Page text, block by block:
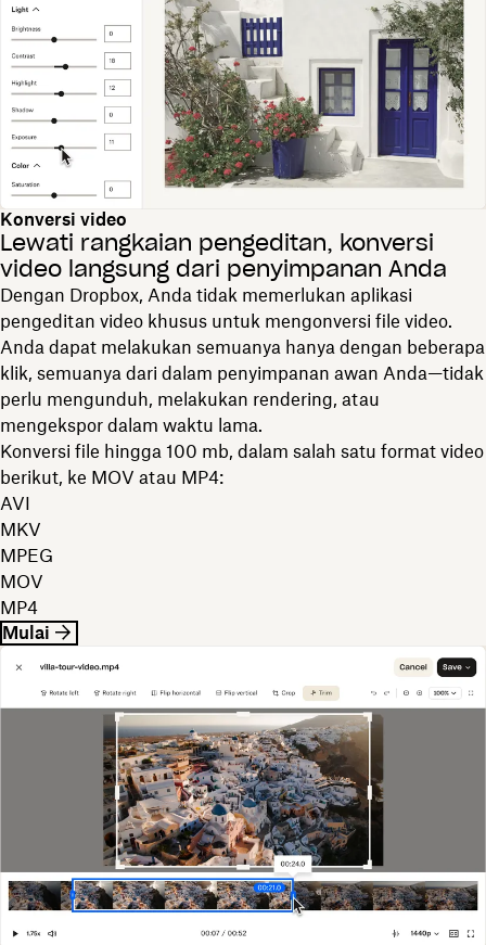
Konversi video
Lewati rangkaian pengeditan, konversi
video langsung dari penyimpanan Anda
Dengan Dropbox, Anda tidak memerlukan aplikasi
pengeditan video khusus untuk mengonversi file video.
Anda dapat melakukan semuanya hanya dengan beberapa
klik, semuanya dari dalam penyimpanan awan Anda—tidak
perlu mengunduh, melakukan rendering, atau
mengekspor dalam waktu lama.
Konversi file hingga 100 mb, dalam salah satu format video
berikut, ke MOV atau MP4:
AVI
MKV
MPEG
MOV
MP4
Mulai